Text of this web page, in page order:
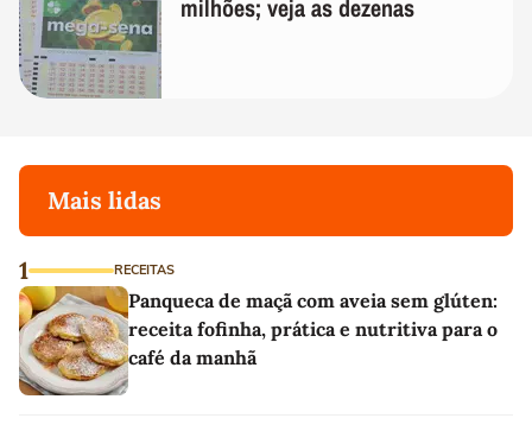
milhões; veja as dezenas
Mais lidas
1 RECEITAS
Panqueca de maçã com aveia sem glúten:
receita fofinha, prática e nutritiva para o
café da manhã